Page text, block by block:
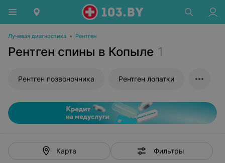
Лучевая диагностика • Рентген
Рентген спины в Копыле 1
Рентген позвоночника Рентген лопатки
Карта Фильтры